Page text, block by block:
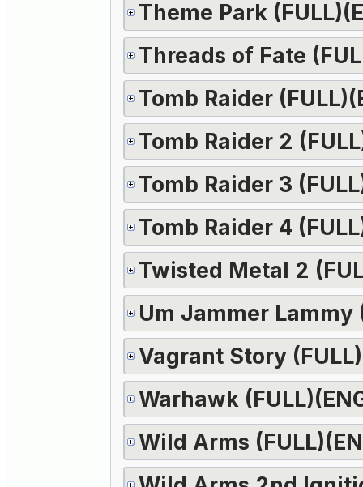
Theme Park
Threads of Fate
Tomb Raider
Tomb Raider 2
Tomb Raider 3
Tomb Raider 4
Twisted Metal 2
Um Jammer Lammy
Vagrant Story
Warhawk
Wild Arms